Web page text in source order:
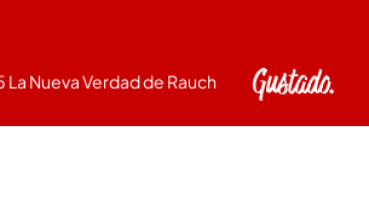
Nueva Verdad de Rauch